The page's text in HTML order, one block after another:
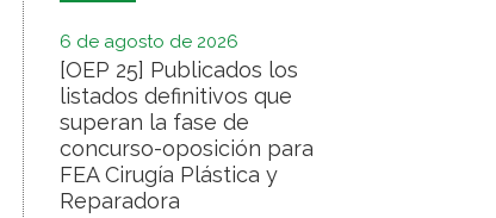
6 de agosto de 2026
[OEP 25] Publicados los
listados definitivos que
superan la fase de
concurso-oposición para
FEA Cirugía Plástica y
Reparadora